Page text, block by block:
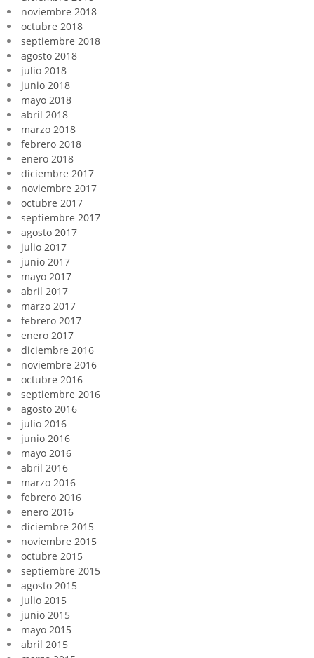
noviembre 2018
octubre 2018
septiembre 2018
agosto 2018
julio 2018
junio 2018
mayo 2018
abril 2018
marzo 2018
febrero 2018
enero 2018
diciembre 2017
noviembre 2017
octubre 2017
septiembre 2017
agosto 2017
julio 2017
junio 2017
mayo 2017
abril 2017
marzo 2017
febrero 2017
enero 2017
diciembre 2016
noviembre 2016
octubre 2016
septiembre 2016
agosto 2016
julio 2016
junio 2016
mayo 2016
abril 2016
marzo 2016
febrero 2016
enero 2016
diciembre 2015
noviembre 2015
octubre 2015
septiembre 2015
agosto 2015
julio 2015
junio 2015
mayo 2015
abril 2015